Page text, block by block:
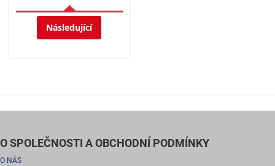
Následující
O SPOLEČNOSTI A OBCHODNÍ PODMÍNKY
O NÁS